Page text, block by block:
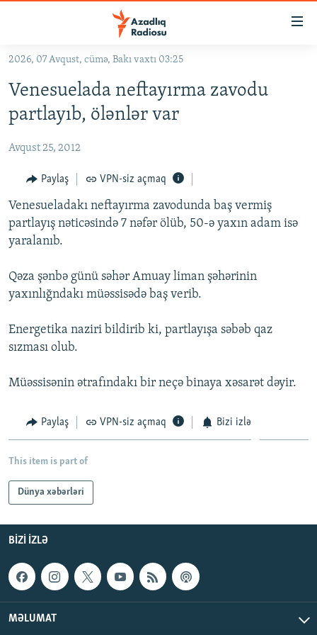
Əsas
qayıt
Əsas
naviqasiyaya
qayıt
KORRUPSIOMETR
#ƏSLINDƏ
FƏRQƏ BAX
QANUNI DOĞRU
ARAŞDIRMA
VIDEO
İNFOQRAFIKA
RADIO ARXIV
AZƏRBAYCAN ƏDƏBIYYATI KITABXANASI
İZ - MƏDƏNIYYƏT PROQRAMI
HAQQIMIZDA
MISSIYAMIZ
MATERIALLARIMIZDAN ISTIFADƏ
XƏBƏR BÜLLETENLƏRIMIZ
BIZI IZLƏ
2026, 07 Avqust, cümə, Bakı vaxtı 03:25
Venesuelada neftayırma zavodu
partlayıb, ölənlər var
Avqust 25, 2012
Paylaş VPN-siz açmaq
Venesueladakı neftayırma zavodunda baş vermiş
partlayış nəticəsində 7 nəfər ölüb, 50-ə yaxın adam isə
yaralanıb.
Qəza şənbə günü səhər Amuay liman şəhərinin
yaxınlığndakı müəssisədə baş verib.
Energetika naziri bildirib ki, partlayışa səbəb qaz
sızması olub.
Müəssisənin ətrafındakı bir neçə binaya xəsarət dəyir.
Paylaş VPN-siz açmaq Bizi izlə
This item is part of
Dünya xəbərləri
BIZI IZLƏ
MƏLUMAT